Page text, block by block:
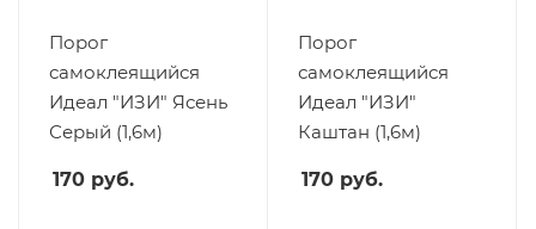
Порог
самоклеящийся
Идеал "ИЗИ" Ясень
Серый (1,6м)
170 руб.
Порог
самоклеящийся
Идеал "ИЗИ"
Каштан (1,6м)
170 руб.